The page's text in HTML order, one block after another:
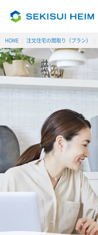
HOME 注文住宅の間取り（プラン）